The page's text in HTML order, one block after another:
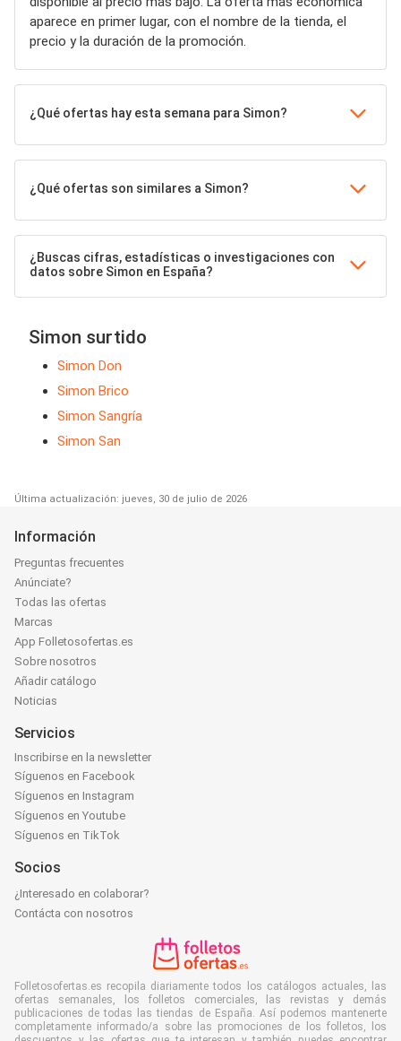
aparece en primer lugar, con el nombre de la tienda, el
precio y la duración de la promoción.
¿Qué ofertas hay esta semana para Simon?
¿Qué ofertas son similares a Simon?
¿Buscas cifras, estadísticas o investigaciones con
datos sobre Simon en España?
Simon surtido
Simon Don
Simon Brico
Simon Sangría
Simon San
Última actualización: jueves, 30 de julio de 2026
Información
Preguntas frecuentes
Anúnciate?
Todas las ofertas
Marcas
App Folletosofertas.es
Sobre nosotros
Añadir catálogo
Noticias
Servicios
Inscribirse en la newsletter
Síguenos en Facebook
Síguenos en Instagram
Síguenos en Youtube
Síguenos en TikTok
Socios
¿Interesado en colaborar?
Contácta con nosotros
Folletosofertas.es recopila diariamente todos los catálogos actuales, las
ofertas semanales, los folletos comerciales, las revistas y demás
publicaciones de todas las tiendas de España. Así podemos mantenerte
completamente informado/a sobre las promociones de los folletos, los